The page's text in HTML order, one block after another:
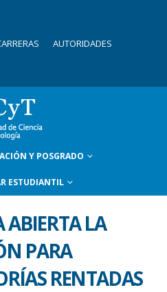
AUTORIDADES
Y POSGRADO
ESTUDIANTIL
LA
PARA
RENTADAS